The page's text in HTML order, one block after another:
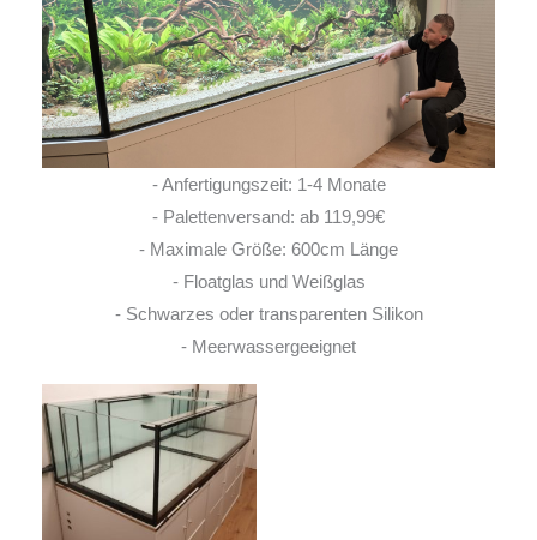
- Anfertigungszeit: 1-4 Monate
- Palettenversand: ab 119,99€
- Maximale Größe: 600cm Länge
- Floatglas und Weißglas
- Schwarzes oder transparenten Silikon
- Meerwassergeeignet